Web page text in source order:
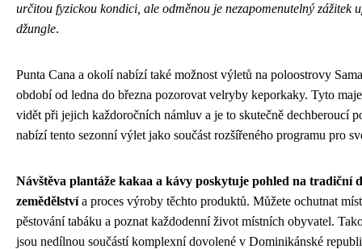
určitou fyzickou kondici, ale odměnou je nezapomenutelný zážitek
džungle.
Punta Cana a okolí nabízí také možnost výletů na poloostrovy
období od ledna do března pozorovat velryby keporkaky. Tyto
vidět při jejich každoročních námluv a je to skutečně dechberoucí
nabízí tento sezonní výlet jako součást rozšířeného programu pro
Návštěva plantáže kakaa a kávy poskytuje pohled na tradiční
zemědělstvía proces výroby těchto produktů. Můžete ochutnat
pěstování tabáku a poznat každodenní život místních obyvatel.
jsou nedílnou součástí komplexní dovolené v Dominikánské